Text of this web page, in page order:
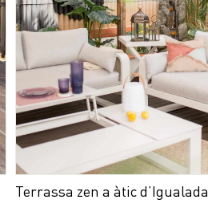
Terrassa zen a àtic d’Igualada